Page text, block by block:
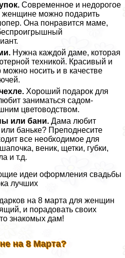
Современное и недорогое
можно подарить
Она понравится маме,
Нужна каждой даме, которая
техникой. Красивый и
можно носить и в качестве
Хороший подарок для
заниматься садом-
цветоводством.
или бани. Дама любит
баньке? Преподнесите
все необходимое для
веник, щетки, губки,
и т.д.
идеи оформления свадьбы
лучших
на 8 марта для женщин
и порадовать своих
знакомых дам!
на 8 Марта?